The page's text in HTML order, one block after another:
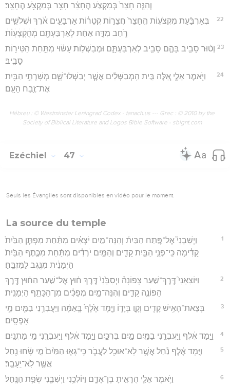
וְהִנֵּ֤ה חָצֵר֙ בְּמִקְצֹ֣עַ הֶחָצֵ֔ר חָצֵ֖ר בְּמִקְצֹ֥עַ הֶחָצֵֽר׃
22
בְּאַרְבַּ֜עַת מִקְצֹע֤וֹת הֶֽחָצֵר֙ חֲצֵר֣וֹת קְטֻר֔וֹת אַרְבָּעִ֣ים אֹ֔רֶךְ וּשְׁלֹשִׁ֖ים
רֹ֑חַב מִדָּ֣ה אַחַ֔ת לְאַרְבַּעְתָּ֖ם מְׄהֻׄקְׄצָׄעֽׄוֹׄתׄ׃
23 וְט֨וּר סָבִ֥יב בָּהֶ֛ם סָבִ֖יב לְאַרְבַּעְתָּ֑ם וּמְבַשְּׁל֣וֹת עָשׂ֔וּי מִתַּ֥חַת הַטִּיר֖וֹת
סָבִֽיב׃
24
וַיֹּ֖אמֶר אֵלָ֑י אֵ֚לֶּה בֵּ֣ית הַֽמְבַשְּׁלִ֔ים אֲשֶׁ֧ר יְבַשְּׁלוּ־שָׁ֛ם מְשָׁרְתֵ֥י הַבַּ֖יִת
אֶת־זֶ֥בַח הָעָֽם׃
Hébreu : © Westminster Leningrad Codex - tanach.us --- Grec : © 2010 by the
Society of Biblical Literature and Logos Bible Software - sblgnt.com
Ezéchiel 47
Seuls les Évangiles sont disponibles en vidéo pour le moment.
La source du temple
1
וַיְשִׁבֵנִי֮ אֶל־פֶּ֣תַח הַבַּיִת֒ וְהִנֵּה־מַ֣יִם יֹצְאִ֗ים מִתַּ֨חַת מִפְתַּ֤ן הַבַּ֙יִת֙
קָדִ֔ימָה כִּֽי־פְנֵ֥י הַבַּ֖יִת קָדִ֑ים וְהַמַּ֣יִם יֹרְדִ֗ים מִתַּ֜חַת מִכֶּ֤תֶף הַבַּ֙יִת֙
הַיְמָנִ֔ית מִנֶּ֖גֶב לַמִּזְבֵּֽחַ׃
2
וַיּוֹצִאֵנִי֮ דֶּֽרֶךְ־שַׁ֣עַר צָפוֹנָה֒ וַיְסִבֵּ֙נִי֙ דֶּ֣רֶךְ ח֔וּץ אֶל־שַׁ֣עַר הַח֔וּץ דֶּ֖רֶךְ
הַפּוֹנֶ֣ה קָדִ֑ים וְהִנֵּה־מַ֣יִם מְפַכִּ֔ים מִן־הַכָּתֵ֖ף הַיְמָנִֽית׃
3
בְּצֵאת־הָאִ֥ישׁ קָדִ֖ים וְקָ֣ו בְּיָד֑וֹ וַיָּ֤מָד אֶ֙לֶף֙ בָּֽאַמָּ֔ה וַיַּעֲבִרֵ֥נִי בַמַּ֖יִם מֵ֥י
אָפְסָֽיִם׃
4 וַיָּ֣מָד אֶ֔לֶף וַיַּעֲבִרֵ֥נִי בַמַּ֖יִם מַ֣יִם בִּרְכָּ֑יִם וַיָּ֣מָד אֶ֔לֶף וַיַּעֲבִרֵ֖נִי מֵ֥י מָתְנָֽיִם׃
5
וַיָּ֣מָד אֶ֔לֶף נַ֕חַל אֲשֶׁ֥ר לֹֽא־אוּכַ֖ל לַעֲבֹ֑ר כִּֽי־גָא֤וּ הַמַּ֙יִם֙ מֵ֣י שָׂ֔חוּ נַ֖חַל
אֲשֶׁ֥ר לֹֽא־יֵעָבֵֽר׃
6 וַיֹּ֥אמֶר אֵלַ֖י הֲרָאִ֣יתָ בֶן־אָדָ֑ם וַיּוֹלִכֵ֥נִי וַיְשִׁבֵ֖נִי שְׂפַ֥ת הַנָּֽחַל׃